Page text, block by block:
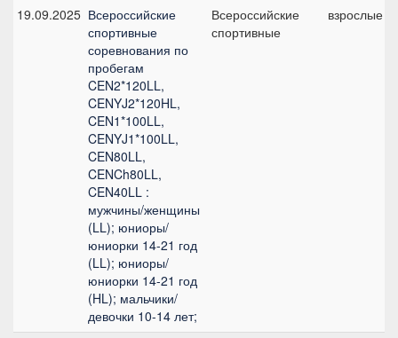
19.09.2025 Всероссийские
спортивные
соревнования по
пробегам
CEN2*120LL,
CENYJ2*120HL,
CEN1*100LL,
CENYJ1*100LL,
CEN80LL,
CENCh80LL,
CEN40LL :
мужчины/женщины
(LL); юниоры/
юниорки 14-21 год
(LL); юниоры/
юниорки 14-21 год
(HL); мальчики/
девочки 10-14 лет;
Всероссийские
спортивные
взрослые